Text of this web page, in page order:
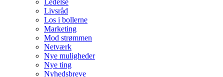
Ledelse
Livsråd
Los i bollerne
Marketing
Mod strømmen
Netværk
Nye muligheder
Nye ting
Nyhedsbreve